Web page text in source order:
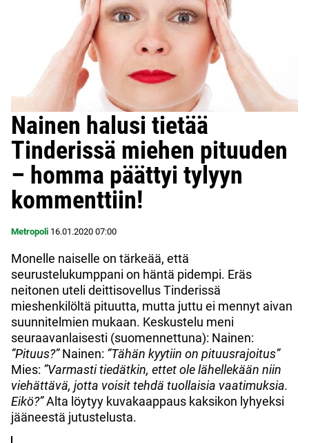
Nainen halusi tietää
Tinderissä miehen pituuden
– homma päättyi tylyyn
kommenttiin!
Metropoli 16.01.2020 07:00
Monelle naiselle on tärkeää, että
seurustelukumppani on häntä pidempi. Eräs
neitonen uteli deittisovellus Tinderissä
mieshenkilöltä pituutta, mutta juttu ei mennyt aivan
suunnitelmien mukaan. Keskustelu meni
seuraavanlaisesti (suomennettuna): Nainen:
”Pituus?”Nainen: ”Tähän kyytiin on pituusrajoitus”
Mies: ”Varmasti tiedätkin, ettet ole lähellekään niin
viehättävä, jotta voisit tehdä tuollaisia vaatimuksia.
Eikö?”Alta löytyy kuvakaappaus kaksikon lyhyeksi
jääneestä jutustelusta.